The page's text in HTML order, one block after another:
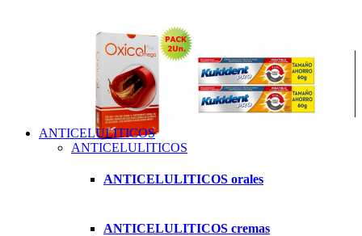
ANTICELULITICOS
ANTICELULITICOS
ANTICELULITICOS orales
ANTICELULITICOS cremas